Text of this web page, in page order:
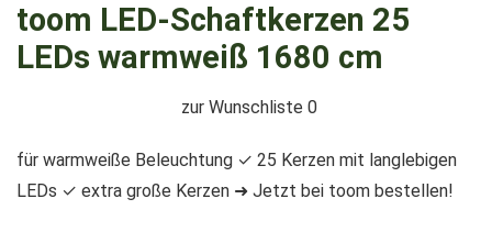
toom LED-Schaftkerzen 25
LEDs warmweiß 1680 cm
zur Wunschliste 0
für warmweiße Beleuchtung ✓ 25 Kerzen mit langlebigen
LEDs ✓ extra große Kerzen ➜ Jetzt bei toom bestellen!